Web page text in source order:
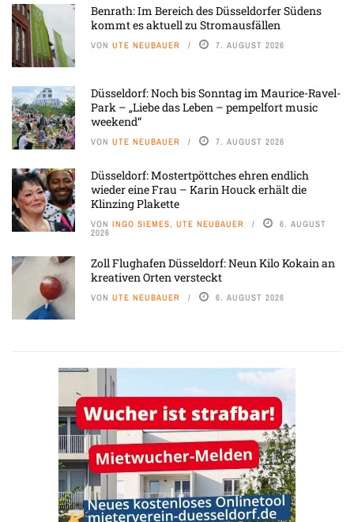
Benrath: Im Bereich des Düsseldorfer Südens
kommt es aktuell zu Stromausfällen
VON UTE NEUBAUER 7. AUGUST 2026
Düsseldorf: Noch bis Sonntag im Maurice-Ravel-
Park – „Liebe das Leben – pempelfort music
weekend“
VON UTE NEUBAUER 7. AUGUST 2026
Düsseldorf: Mostertpöttches ehren endlich
wieder eine Frau – Karin Houck erhält die
Klinzing Plakette
VON INGO SIEMES, UTE NEUBAUER 6. AUGUST
2026
Zoll Flughafen Düsseldorf: Neun Kilo Kokain an
kreativen Orten versteckt
VON UTE NEUBAUER 6. AUGUST 2026